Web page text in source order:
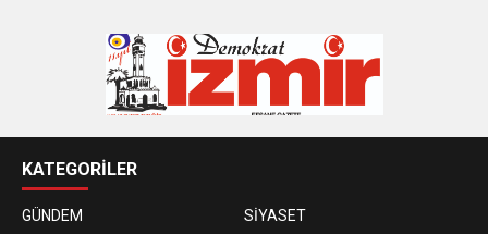
KATEGORİLER
GÜNDEM
SİYASET